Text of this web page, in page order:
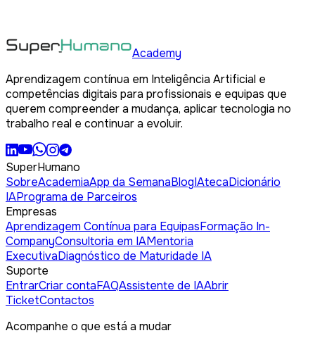
Academy
Aprendizagem contínua em Inteligência Artificial e
competências digitais para profissionais e equipas que
querem compreender a mudança, aplicar tecnologia no
trabalho real e continuar a evoluir.
SuperHumano
SobreAcademiaApp da SemanaBlogIAtecaDicionário
IAPrograma de Parceiros
Empresas
Aprendizagem Contínua para EquipasFormação In-
CompanyConsultoria em IAMentoria
ExecutivaDiagnóstico de Maturidade IA
Suporte
EntrarCriar contaFAQAssistente de IAAbrir
TicketContactos
Acompanhe o que está a mudar